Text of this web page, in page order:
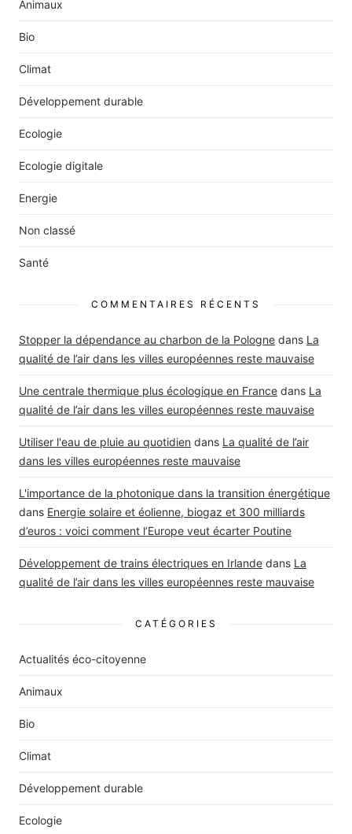
Animaux
Bio
Climat
Développement durable
Ecologie
Ecologie digitale
Energie
Non classé
Santé
COMMENTAIRES RÉCENTS
Stopper la dépendance au charbon de la Pologne dans La
qualité de l’air dans les villes européennes reste mauvaise
Une centrale thermique plus écologique en France dans La
qualité de l’air dans les villes européennes reste mauvaise
Utiliser l'eau de pluie au quotidien dans La qualité de l’air
dans les villes européennes reste mauvaise
L'importance de la photonique dans la transition énergétique
dans Energie solaire et éolienne, biogaz et 300 milliards
d’euros : voici comment l’Europe veut écarter Poutine
Développement de trains électriques en Irlande dans La
qualité de l’air dans les villes européennes reste mauvaise
CATÉGORIES
Actualités éco-citoyenne
Animaux
Bio
Climat
Développement durable
Ecologie